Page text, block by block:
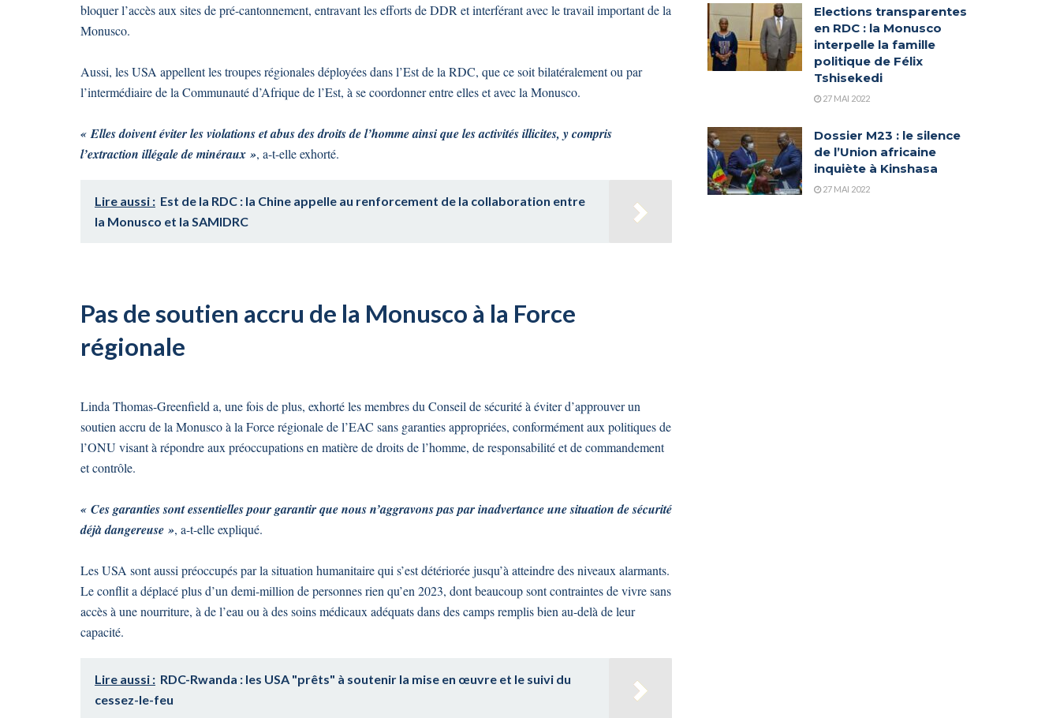
bloquer l’accès aux sites de pré-cantonnement, entravant les efforts de DDR et interférant avec le travail important de la
Monusco.
Aussi, les USA appellent les troupes régionales déployées dans l’Est de la RDC, que ce soit bilatéralement ou par
l’intermédiaire de la Communauté d’Afrique de l’Est, à se coordonner entre elles et avec la Monusco.
« Elles doivent éviter les violations et abus des droits de l’homme ainsi que les activités illicites, y compris
l’extraction illégale de minéraux », a-t-elle exhorté.
Lire aussi : Est de la RDC : la Chine appelle au renforcement de la collaboration entre
la Monusco et la SAMIDRC
Pas de soutien accru de la Monusco à la Force
régionale
Linda Thomas-Greenfield a, une fois de plus, exhorté les membres du Conseil de sécurité à éviter d’approuver un
soutien accru de la Monusco à la Force régionale de l’EAC sans garanties appropriées, conformément aux politiques de
l’ONU visant à répondre aux préoccupations en matière de droits de l’homme, de responsabilité et de commandement
et contrôle.
« Ces garanties sont essentielles pour garantir que nous n’aggravons pas par inadvertance une situation de sécurité
déjà dangereuse », a-t-elle expliqué.
Les USA sont aussi préoccupés par la situation humanitaire qui s’est détériorée jusqu’à atteindre des niveaux alarmants.
Le conflit a déplacé plus d’un demi-million de personnes rien qu’en 2023, dont beaucoup sont contraintes de vivre sans
accès à une nourriture, à de l’eau ou à des soins médicaux adéquats dans des camps remplis bien au-delà de leur
capacité.
Lire aussi : RDC-Rwanda : les USA "prêts" à soutenir la mise en œuvre et le suivi du
cessez-le-feu
Elections transparentes
en RDC : la Monusco
interpelle la famille
politique de Félix
Tshisekedi
27 MAI 2022
Dossier M23 : le silence
de l’Union africaine
inquiète à Kinshasa
27 MAI 2022